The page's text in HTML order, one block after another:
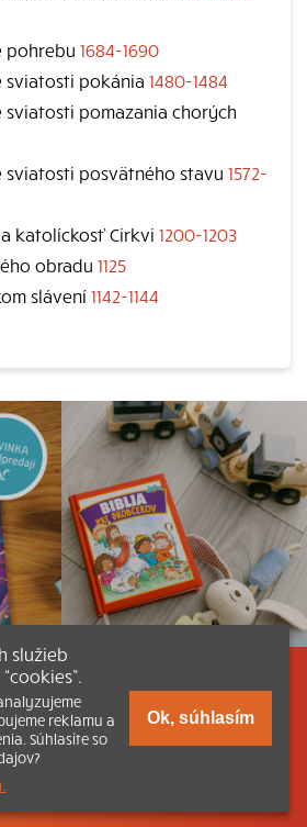
pohrebu 1684-1690
sviatosti pokánia 1480-1484
sviatosti pomazania chorých
sviatosti posvätného stavu 1572-
katolíckosť Cirkvi 1200-1203
obradu 1125
slávení1142-1144
Dokumenty a články
verzia Katechizmu
|
kníhkupectvu
služieb
reklamu a
Súhlasíte so
Ok, súhlasím